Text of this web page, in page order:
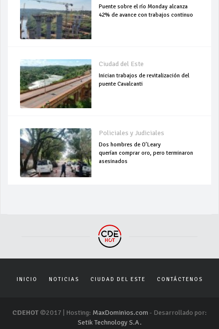
Puente sobre el río Monday alcanza
42% de avance con trabajos continuo
Ciudad del Este
Inician trabajos de revitalización del
puente Cavalcanti
Policiales y Judiciales
Dos hombres de O’Leary
querían comprar oro, pero terminaron
asesinados
INICIO NOTICIAS CIUDAD DEL ESTE CONTÁCTENOS
CDEHOT ©2017 | Hosting: MaxDominios.com- Desarrollado por:
Setik Technology S.A.